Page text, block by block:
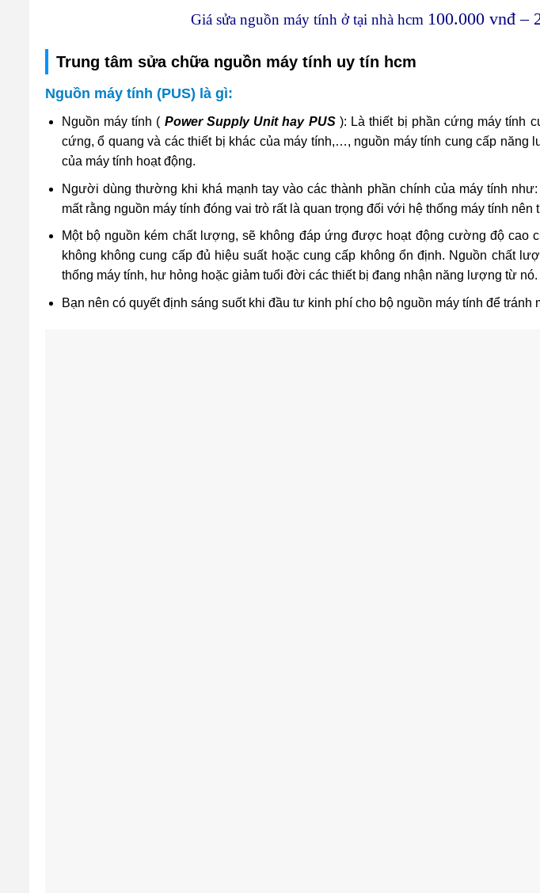
Giá sửa nguồn máy tính ở tại nhà hcm 100.000 vnđ –
Trung tâm sửa chữa nguồn máy tính uy tín hcm
Nguồn máy tính (PUS) là gì:
Nguồn máy tính ( Power Supply Unit hay PUS): Là thiết bị phần cứng máy tính
cứng, ổ quang và các thiết bị khác của máy tính,…, nguồn máy tính cung cấp năng
của máy tính hoạt động.
Người dùng thường khi khá mạnh tay vào các thành phần chính của máy tính như:
mất rằng nguồn máy tính đóng vai trò rất là quan trọng đối với hệ thống máy tính
Một bộ nguồn kém chất lượng, sẽ không đáp ứng được hoạt động cường độ cao
không không cung cấp đủ hiệu suất hoặc cung cấp không ổn định. Nguồn chất
thống máy tính, hư hỏng hoặc giảm tuổi đời các thiết bị đang nhận năng lượng từ nó.
Bạn nên có quyết định sáng suốt khi đầu tư kinh phí cho bộ nguồn máy tính để tránh